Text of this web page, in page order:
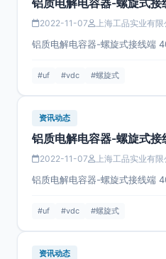
铝质电解电容器-螺旋式
2022-11-07 上海工品实业有限
铝质电解电容器-螺旋式接线端
#uf #vdc #螺旋式
资讯动态
铝质电解电容器-螺旋式
2022-11-07 上海工品实业有限
铝质电解电容器-螺旋式接线端
#uf #vdc #螺旋式
资讯动态